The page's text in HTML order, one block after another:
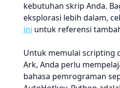
kebutuhan skrip Anda.
eksplorasi lebih dalam,
ini untuk referensi
Untuk memulai scripting
Ark, Anda perlu
bahasa pemrograman